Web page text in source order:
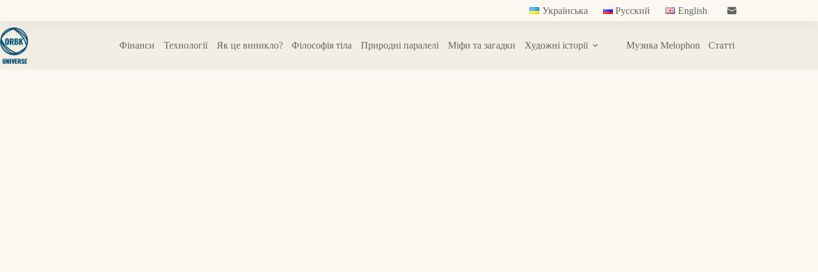
вмісту
Українська Русский English
Фінанси Технології Як це виникло? Філософія тіла Природні паралелі Міфи та загадки Художні історії Музика Melophon Статті